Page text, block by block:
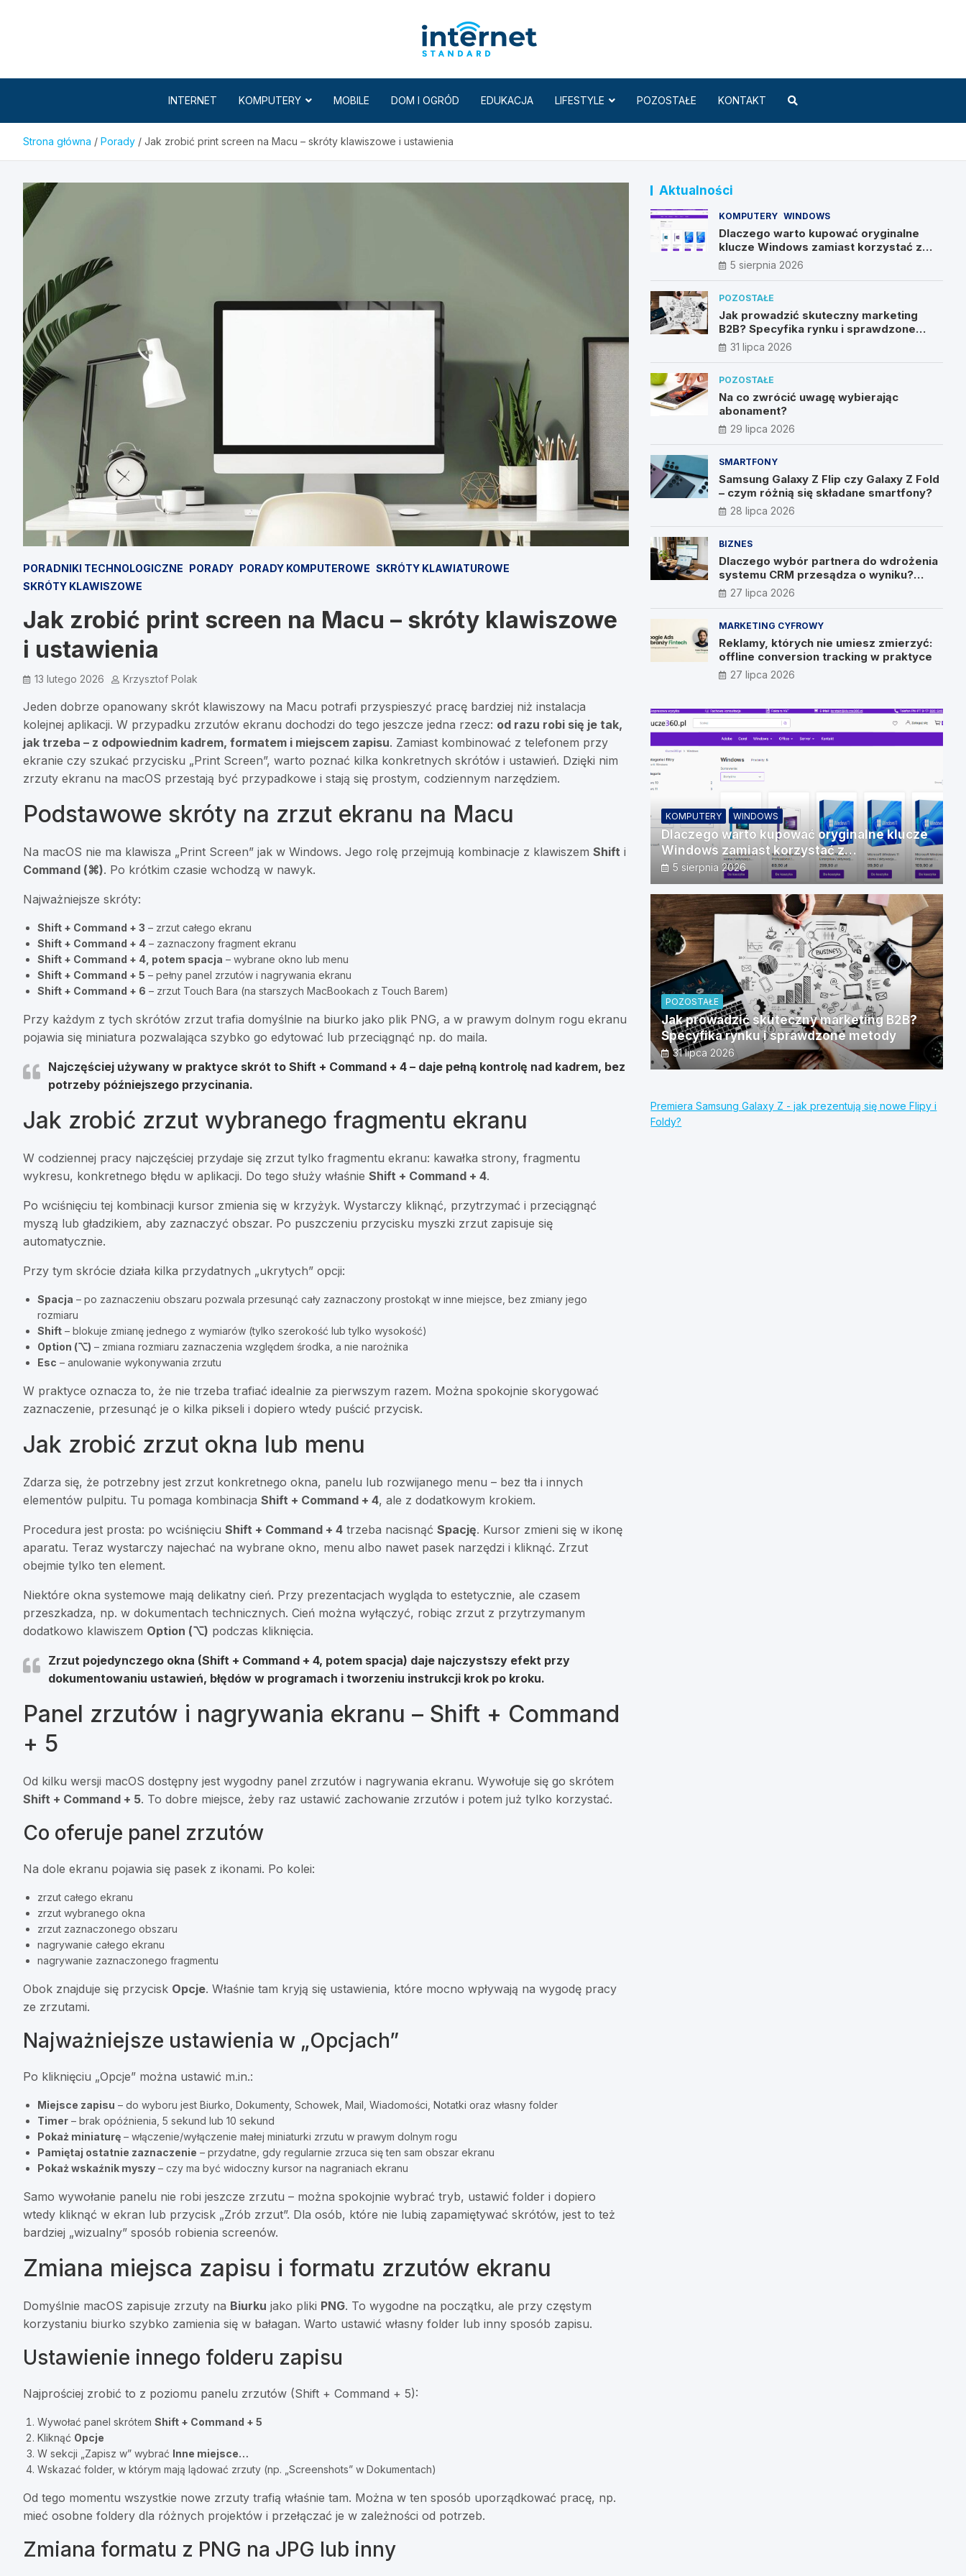
INTERNET KOMPUTERY MOBILE DOM I OGRÓD EDUKACJA LIFESTYLE POZOSTAŁE KONTAKT
Strona główna Porady Jak zrobić print screen na Macu – skróty klawiszowe i ustawienia
PORADNIKI TECHNOLOGICZNE PORADY PORADY KOMPUTEROWE SKRÓTY KLAWIATUROWE
SKRÓTY KLAWISZOWE
Jak zrobić print screen na Macu – skróty klawiszowe
i ustawienia
13 lutego 2026 Krzysztof Polak
Jeden dobrze opanowany skrót klawiszowy na Macu potrafi przyspieszyć pracę bardziej niż instalacja
kolejnej aplikacji. W przypadku zrzutów ekranu dochodzi do tego jeszcze jedna rzecz: od razu robi się je tak,
jak trzeba – z odpowiednim kadrem, formatem i miejscem zapisu. Zamiast kombinować z telefonem przy
ekranie czy szukać przycisku „Print Screen”, warto poznać kilka konkretnych skrótów i ustawień. Dzięki nim
zrzuty ekranu na macOS przestają być przypadkowe i stają się prostym, codziennym narzędziem.
Podstawowe skróty na zrzut ekranu na Macu
Na macOS nie ma klawisza „Print Screen” jak w Windows. Jego rolę przejmują kombinacje z klawiszem Shift i
Command (⌘). Po krótkim czasie wchodzą w nawyk.
Najważniejsze skróty:
Shift + Command + 3 – zrzut całego ekranu
Shift + Command + 4 – zaznaczony fragment ekranu
Shift + Command + 4, potem spacja – wybrane okno lub menu
Shift + Command + 5 – pełny panel zrzutów i nagrywania ekranu
Shift + Command + 6 – zrzut Touch Bara (na starszych MacBookach z Touch Barem)
Przy każdym z tych skrótów zrzut trafia domyślnie na biurko jako plik PNG, a w prawym dolnym rogu ekranu
pojawia się miniatura pozwalająca szybko go edytować lub przeciągnąć np. do maila.
Najczęściej używany w praktyce skrót to Shift + Command + 4 – daje pełną kontrolę nad kadrem, bez
potrzeby późniejszego przycinania.
Jak zrobić zrzut wybranego fragmentu ekranu
W codziennej pracy najczęściej przydaje się zrzut tylko fragmentu ekranu: kawałka strony, fragmentu
wykresu, konkretnego błędu w aplikacji. Do tego służy właśnie Shift + Command + 4.
Po wciśnięciu tej kombinacji kursor zmienia się w krzyżyk. Wystarczy kliknąć, przytrzymać i przeciągnąć
myszą lub gładzikiem, aby zaznaczyć obszar. Po puszczeniu przycisku myszki zrzut zapisuje się
automatycznie.
Przy tym skrócie działa kilka przydatnych „ukrytych” opcji:
Spacja – po zaznaczeniu obszaru pozwala przesunąć cały zaznaczony prostokąt w inne miejsce, bez zmiany jego
rozmiaru
Shift – blokuje zmianę jednego z wymiarów (tylko szerokość lub tylko wysokość)
Option (⌥) – zmiana rozmiaru zaznaczenia względem środka, a nie narożnika
Esc – anulowanie wykonywania zrzutu
W praktyce oznacza to, że nie trzeba trafiać idealnie za pierwszym razem. Można spokojnie skorygować
zaznaczenie, przesunąć je o kilka pikseli i dopiero wtedy puścić przycisk.
Jak zrobić zrzut okna lub menu
Zdarza się, że potrzebny jest zrzut konkretnego okna, panelu lub rozwijanego menu – bez tła i innych
elementów pulpitu. Tu pomaga kombinacja Shift + Command + 4, ale z dodatkowym krokiem.
Procedura jest prosta: po wciśnięciu Shift + Command + 4 trzeba nacisnąć Spację. Kursor zmieni się w ikonę
aparatu. Teraz wystarczy najechać na wybrane okno, menu albo nawet pasek narzędzi i kliknąć. Zrzut
obejmie tylko ten element.
Niektóre okna systemowe mają delikatny cień. Przy prezentacjach wygląda to estetycznie, ale czasem
przeszkadza, np. w dokumentach technicznych. Cień można wyłączyć, robiąc zrzut z przytrzymanym
dodatkowo klawiszem Option (⌥) podczas kliknięcia.
Zrzut pojedynczego okna (Shift + Command + 4, potem spacja) daje najczystszy efekt przy
dokumentowaniu ustawień, błędów w programach i tworzeniu instrukcji krok po kroku.
Panel zrzutów i nagrywania ekranu – Shift + Command
+ 5
Od kilku wersji macOS dostępny jest wygodny panel zrzutów i nagrywania ekranu. Wywołuje się go skrótem
Shift + Command + 5. To dobre miejsce, żeby raz ustawić zachowanie zrzutów i potem już tylko korzystać.
Co oferuje panel zrzutów
Na dole ekranu pojawia się pasek z ikonami. Po kolei:
zrzut całego ekranu
zrzut wybranego okna
zrzut zaznaczonego obszaru
nagrywanie całego ekranu
nagrywanie zaznaczonego fragmentu
Obok znajduje się przycisk Opcje. Właśnie tam kryją się ustawienia, które mocno wpływają na wygodę pracy
ze zrzutami.
Najważniejsze ustawienia w „Opcjach”
Po kliknięciu „Opcje” można ustawić m.in.:
Miejsce zapisu – do wyboru jest Biurko, Dokumenty, Schowek, Mail, Wiadomości, Notatki oraz własny folder
Timer – brak opóźnienia, 5 sekund lub 10 sekund
Pokaż miniaturę – włączenie/wyłączenie małej miniaturki zrzutu w prawym dolnym rogu
Pamiętaj ostatnie zaznaczenie – przydatne, gdy regularnie zrzuca się ten sam obszar ekranu
Pokaż wskaźnik myszy – czy ma być widoczny kursor na nagraniach ekranu
Samo wywołanie panelu nie robi jeszcze zrzutu – można spokojnie wybrać tryb, ustawić folder i dopiero
wtedy kliknąć w ekran lub przycisk „Zrób zrzut”. Dla osób, które nie lubią zapamiętywać skrótów, jest to też
bardziej „wizualny” sposób robienia screenów.
Zmiana miejsca zapisu i formatu zrzutów ekranu
Domyślnie macOS zapisuje zrzuty na Biurku jako pliki PNG. To wygodne na początku, ale przy częstym
korzystaniu biurko szybko zamienia się w bałagan. Warto ustawić własny folder lub inny sposób zapisu.
Ustawienie innego folderu zapisu
Najprościej zrobić to z poziomu panelu zrzutów (Shift + Command + 5):
Wywołać panel skrótem Shift + Command + 5
Kliknąć Opcje
W sekcji „Zapisz w” wybrać Inne miejsce…
Wskazać folder, w którym mają lądować zrzuty (np. „Screenshots” w Dokumentach)
Od tego momentu wszystkie nowe zrzuty trafią właśnie tam. Można w ten sposób uporządkować pracę, np.
mieć osobne foldery dla różnych projektów i przełączać je w zależności od potrzeb.
Zmiana formatu z PNG na JPG lub inny
Aktualności
KOMPUTERY WINDOWS
Dlaczego warto kupować oryginalne
klucze Windows zamiast korzystać z
nieautoryzowanych źródeł?
5 sierpnia 2026
POZOSTAŁE
Jak prowadzić skuteczny marketing
B2B? Specyfika rynku i sprawdzone
metody
31 lipca 2026
POZOSTAŁE
Na co zwrócić uwagę wybierając
abonament?
29 lipca 2026
SMARTFONY
Samsung Galaxy Z Flip czy Galaxy Z Fold
– czym różnią się składane smartfony?
28 lipca 2026
BIZNES
Dlaczego wybór partnera do wdrożenia
systemu CRM przesądza o wyniku?
Wywiad z Pawłem Prymakowskim, CEO
IT Vision
27 lipca 2026
MARKETING CYFROWY
Reklamy, których nie umiesz zmierzyć:
offline conversion tracking w praktyce
27 lipca 2026
KOMPUTERY WINDOWS
Dlaczego warto kupować oryginalne klucze
Windows zamiast korzystać z
nieautoryzowanych źródeł?
5 sierpnia 2026
POZOSTAŁE
Jak prowadzić skuteczny marketing B2B?
Specyfika rynku i sprawdzone metody
31 lipca 2026
Premiera Samsung Galaxy Z - jak prezentują się nowe Flipy i
Foldy?